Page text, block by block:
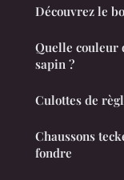
Découvrez le
Quelle couleur
sapin ?
Culottes de
Chaussons
fondre